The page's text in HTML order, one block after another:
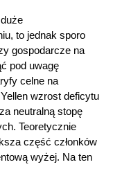
to jednak sporo
gospodarcze na
pod uwagę
celne na
wzrost deficytu
neutralną stopę
Teoretycznie
część członków
wyżej. Na ten